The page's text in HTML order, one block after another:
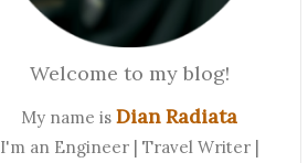
Welcome to my blog!
My name is Dian Radiata
I'm an Engineer | Travel Writer |